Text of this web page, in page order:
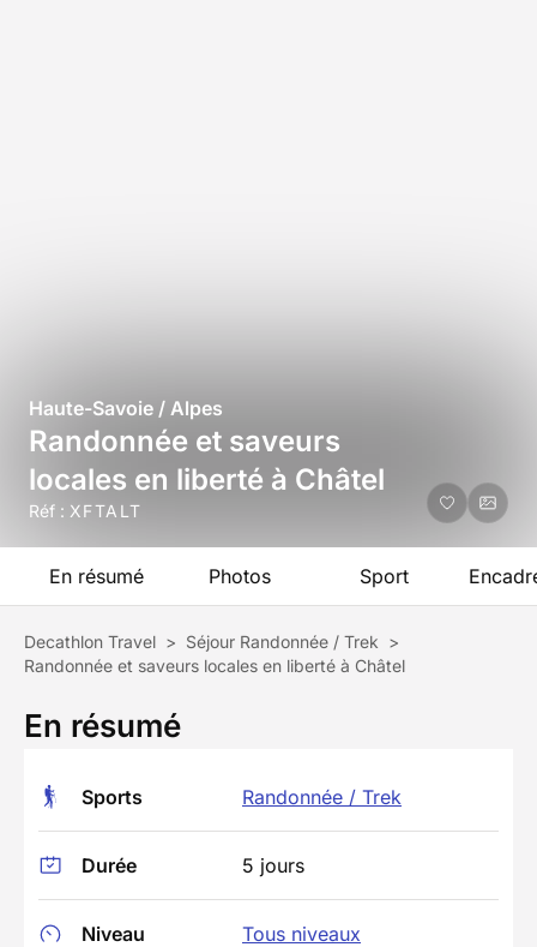
Haute-Savoie / Alpes
Randonnée et saveurs
locales en liberté à Châtel
Réf : XFTALT
En résumé Photos Sport
Decathlon Travel > Séjour Randonnée / Trek >
Randonnée et saveurs locales en liberté à Châtel
En résumé
Sports Randonnée / Trek
Durée 5 jours
Niveau Tous niveaux